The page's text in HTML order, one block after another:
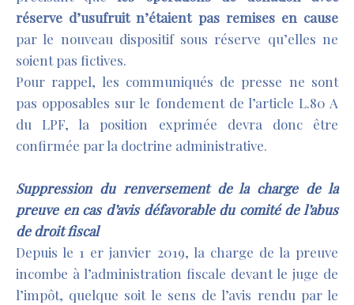
réserve d’usufruit n’étaient pas remises en cause
par le nouveau dispositif sous réserve qu’elles ne
soient pas fictives.
Pour rappel, les communiqués de presse ne sont
pas opposables sur le fondement de l’article L.80 A
du LPF, la position exprimée devra donc être
confirmée par la doctrine administrative.
Suppression du renversement de la charge de la
preuve en cas d’avis défavorable du comité de l’abus
de droit fiscal
Depuis le 1 er janvier 2019, la charge de la preuve
incombe à l’administration fiscale devant le juge de
l’impôt, quelque soit le sens de l’avis rendu par le